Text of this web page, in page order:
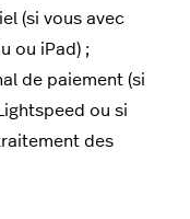
(si vous avec
ou iPad) ;
de paiement (si
ou si
des